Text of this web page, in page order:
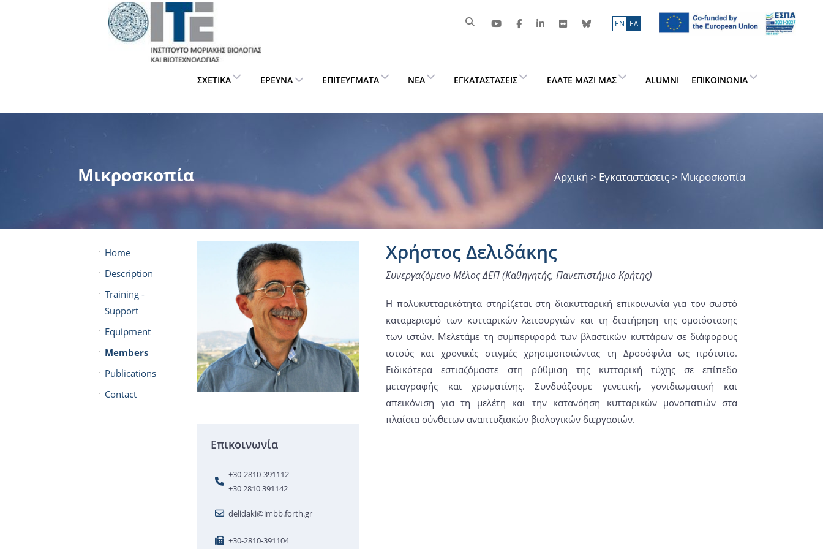
ΕN ΕΛ
ΣΧΕΤΙΚΆ ΈΡΕΥΝΑ ΕΠΙΤΕΎΓΜΑΤΑ ΝΈΑ ΕΓΚΑΤΑΣΤΆΣΕΙΣ ΕΛΆΤΕ ΜΑΖΊ ΜΑΣ ALUMNI ΕΠΙΚΟΙΝΩΝΊΑ
Μικροσκοπία Αρχική > Εγκαταστάσεις > Μικροσκοπία
Home
Description
Training -
Support
Equipment
Members
Publications
Contact
Επικοινωνία
+30-2810-391112
+30 2810 391142
delidaki@imbb.forth.gr
+30-2810-391104
Χρήστος Δελιδάκης
Συνεργαζόμενο Μέλος ΔΕΠ (Καθηγητής, Πανεπιστήμιο Κρήτης)
Η πολυκυτταρικότητα στηρίζεται στη διακυτταρική επικοινωνία για τον σωστό
καταμερισμό των κυτταρικών λειτουργιών και τη διατήρηση της ομοιόστασης
των ιστών. Μελετάμε τη συμπεριφορά των βλαστικών κυττάρων σε διάφορους
ιστούς και χρονικές στιγμές χρησιμοποιώντας τη Δροσόφιλα ως πρότυπο.
Ειδικότερα εστιαζόμαστε στη ρύθμιση της κυτταρική τύχης σε επίπεδο
μεταγραφής και χρωματίνης. Συνδυάζουμε γενετική, γονιδιωματική και
απεικόνιση για τη μελέτη και την κατανόηση κυτταρικών μονοπατιών στα
πλαίσια σύνθετων αναπτυξιακών βιολογικών διεργασιών.